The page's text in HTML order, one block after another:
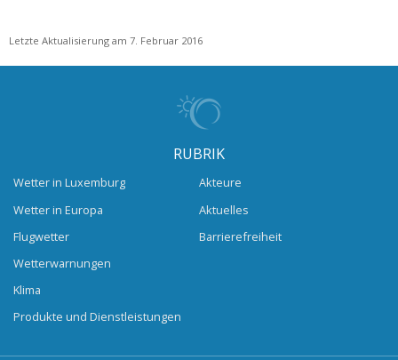
Letzte Aktualisierung am 7. Februar 2016
RUBRIK
Wetter in Luxemburg
Wetter in Europa
Flugwetter
Wetterwarnungen
Klima
Produkte und Dienstleistungen
Akteure
Aktuelles
Barrierefreiheit